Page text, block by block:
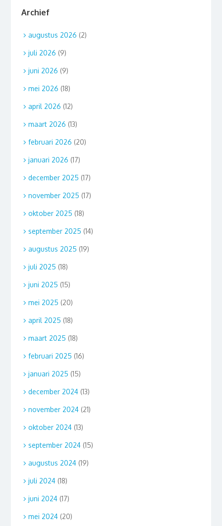
Archief
augustus 2026 (2)
juli 2026 (9)
juni 2026 (9)
mei 2026 (18)
april 2026 (12)
maart 2026 (13)
februari 2026 (20)
januari 2026 (17)
december 2025 (17)
november 2025 (17)
oktober 2025 (18)
september 2025 (14)
augustus 2025 (19)
juli 2025 (18)
juni 2025 (15)
mei 2025 (20)
april 2025 (18)
maart 2025 (18)
februari 2025 (16)
januari 2025 (15)
december 2024(13)
november 2024(21)
oktober 2024(13)
september 2024(15)
augustus 2024(19)
juli 2024(18)
juni 2024(17)
mei 2024(20)